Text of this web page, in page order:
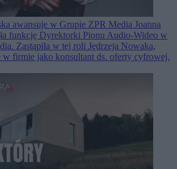
awansuje w Grupie ZPR Media Joanna
funkcję Dyrektorki Pionu Audio-Wideo w
Zastąpiła w tej roli Jędrzeja Nowaka,
w firmie jako konsultant ds. oferty cyfrowej.